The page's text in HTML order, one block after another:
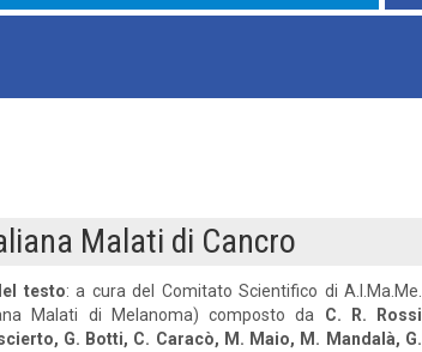
Malati di Cancro
testo: a cura del Comitato Scientifico di A.I.Ma.Me.
Malati di Melanoma) composto da C. R. Rossi
G. Botti, C. Caracò, M. Maio, M. Mandalà, G.